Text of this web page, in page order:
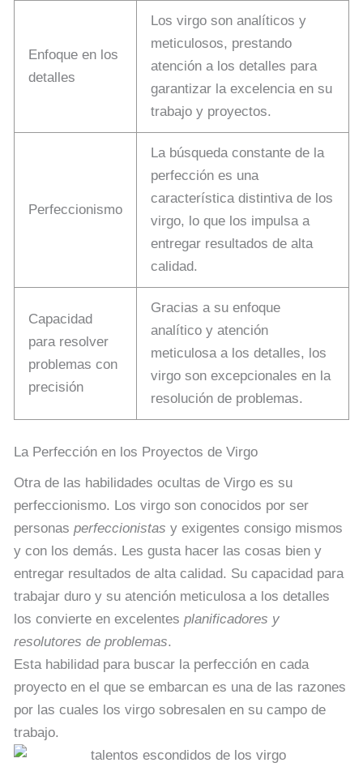
Enfoque en los
detalles
Los virgo son analíticos y
meticulosos, prestando
atención a los detalles para
garantizar la excelencia en su
trabajo y proyectos.
Perfeccionismo
La búsqueda constante de la
perfección es una
característica distintiva de los
virgo, lo que los impulsa a
entregar resultados de alta
calidad.
Capacidad
para resolver
problemas con
precisión
Gracias a su enfoque
analítico y atención
meticulosa a los detalles, los
virgo son excepcionales en la
resolución de problemas.
La Perfección en los Proyectos de Virgo
Otra de las habilidades ocultas de Virgo es su
perfeccionismo. Los virgo son conocidos por ser
personas perfeccionistas y exigentes consigo mismos
y con los demás. Les gusta hacer las cosas bien y
entregar resultados de alta calidad. Su capacidad para
trabajar duro y su atención meticulosa a los detalles
los convierte en excelentes planificadores y
resolutores de problemas.
Esta habilidad para buscar la perfección en cada
proyecto en el que se embarcan es una de las razones
por las cuales los virgo sobresalen en su campo de
trabajo.